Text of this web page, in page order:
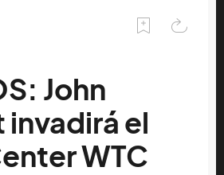
John
invadirá el
WTC